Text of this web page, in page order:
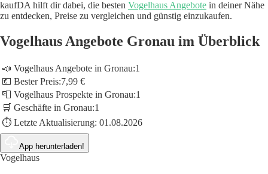
kaufDA hilft dir dabei, die besten Vogelhaus Angebote in deiner Nähe
zu entdecken, Preise zu vergleichen und günstig einzukaufen.
Vogelhaus Angebote Gronau im Überblick
📣 Vogelhaus Angebote in Gronau:1
💶 Bester Preis:7,99 €
📮 Vogelhaus Prospekte in Gronau:1
🛒 Geschäfte in Gronau:1
⏱️ Letzte Aktualisierung: 01.08.2026
App herunterladen!
Vogelhaus